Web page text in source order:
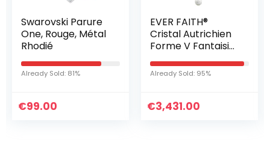
Parure
Métal
EVER FAITH®
Cristal Autrichien
Forme V Fantaisie
Parures Bijoux
Transparent Ton
perle
boucles
perle
ensemble